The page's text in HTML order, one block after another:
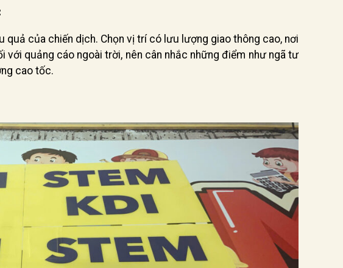
quả của chiến dịch. Chọn vị trí có lưu lượng giao thông cao, nơi
quảng cáo ngoài trời, nên cân nhắc những điểm như ngã tư
cao tốc.